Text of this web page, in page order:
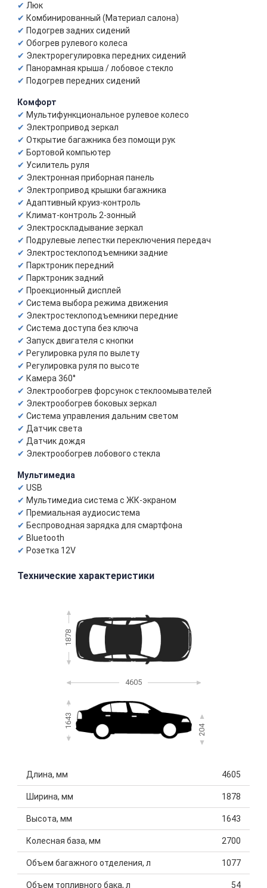
Люк
Комбинированный (Материал салона)
Подогрев задних сидений
Обогрев рулевого колеса
Электрорегулировка передних сидений
Панорамная крыша / лобовое стекло
Подогрев передних сидений
Комфорт
Мультифункциональное рулевое колесо
Электропривод зеркал
Открытие багажника без помощи рук
Бортовой компьютер
Усилитель руля
Электронная приборная панель
Электропривод крышки багажника
Адаптивный круиз-контроль
Климат-контроль 2-зонный
Электроскладывание зеркал
Подрулевые лепестки переключения передач
Электростеклоподъемники задние
Парктроник передний
Парктроник задний
Проекционный дисплей
Система выбора режима движения
Электростеклоподъемники передние
Система доступа без ключа
Запуск двигателя с кнопки
Регулировка руля по вылету
Регулировка руля по высоте
Камера 360°
Электрообогрев форсунок стеклоомывателей
Электрообогрев боковых зеркал
Система управления дальним светом
Датчик света
Датчик дождя
Электрообогрев лобового стекла
Мультимедиа
USB
Мультимедиа система с ЖК-экраном
Премиальная аудиосистема
Беспроводная зарядка для смартфона
Bluetooth
Розетка 12V
Технические характеристики
1878
4605
1643
204
Длина, мм 4605
Ширина, мм 1878
Высота, мм 1643
Колесная база, мм 2700
Объем багажного отделения, л 1077
Объем топливного бака, л 54